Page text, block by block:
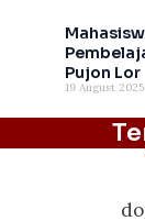
Pujon Lor
19 August 2025